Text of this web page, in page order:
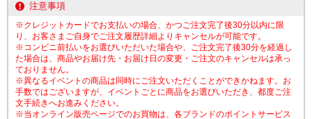
注意事項
※クレジットカードでお支払いの場合、かつご注文完了後30分以内に限
り、お客さまご自身でご注文履歴詳細よりキャンセルが可能です。
※コンビニ前払いをお選びいただいた場合や、ご注文完了後30分を経過し
た場合は、商品やお届け先・お届け日の変更・ご注文のキャンセルは承っ
ておりません。
※異なるイベントの商品は同時にご注文いただくことができかねます。お
手数ではございますが、イベントごとに商品をお選びいただき、都度ご注
文手続きへお進みください。
※当オンライン販売ページでのお買物は、各ブランドのポイントサービス